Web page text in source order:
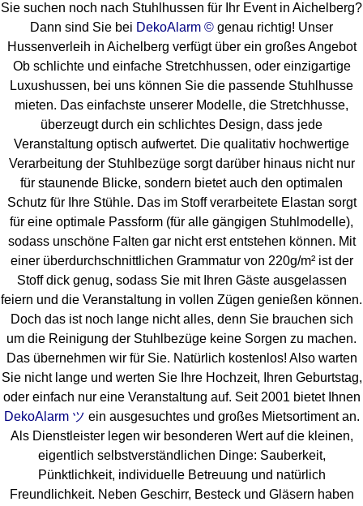
Sie suchen noch nach Stuhlhussen für Ihr Event in Aichelberg?
Dann sind Sie bei DekoAlarm © genau richtig! Unser
Hussenverleih in Aichelberg verfügt über ein großes Angebot
Ob schlichte und einfache Stretchhussen, oder einzigartige
Luxushussen, bei uns können Sie die passende Stuhlhusse
mieten. Das einfachste unserer Modelle, die Stretchhusse,
überzeugt durch ein schlichtes Design, dass jede
Veranstaltung optisch aufwertet. Die qualitativ hochwertige
Verarbeitung der Stuhlbezüge sorgt darüber hinaus nicht nur
für staunende Blicke, sondern bietet auch den optimalen
Schutz für Ihre Stühle. Das im Stoff verarbeitete Elastan sorgt
für eine optimale Passform (für alle gängigen Stuhlmodelle),
sodass unschöne Falten gar nicht erst entstehen können. Mit
einer überdurchschnittlichen Grammatur von 220g/m² ist der
Stoff dick genug, sodass Sie mit Ihren Gäste ausgelassen
feiern und die Veranstaltung in vollen Zügen genießen können.
Doch das ist noch lange nicht alles, denn Sie brauchen sich
um die Reinigung der Stuhlbezüge keine Sorgen zu machen.
Das übernehmen wir für Sie. Natürlich kostenlos! Also warten
Sie nicht lange und werten Sie Ihre Hochzeit, Ihren Geburtstag,
oder einfach nur eine Veranstaltung auf. Seit 2001 bietet Ihnen
DekoAlarm ツ ein ausgesuchtes und großes Mietsortiment an.
Als Dienstleister legen wir besonderen Wert auf die kleinen,
eigentlich selbstverständlichen Dinge: Sauberkeit,
Pünktlichkeit, individuelle Betreuung und natürlich
Freundlichkeit. Neben Geschirr, Besteck und Gläsern haben